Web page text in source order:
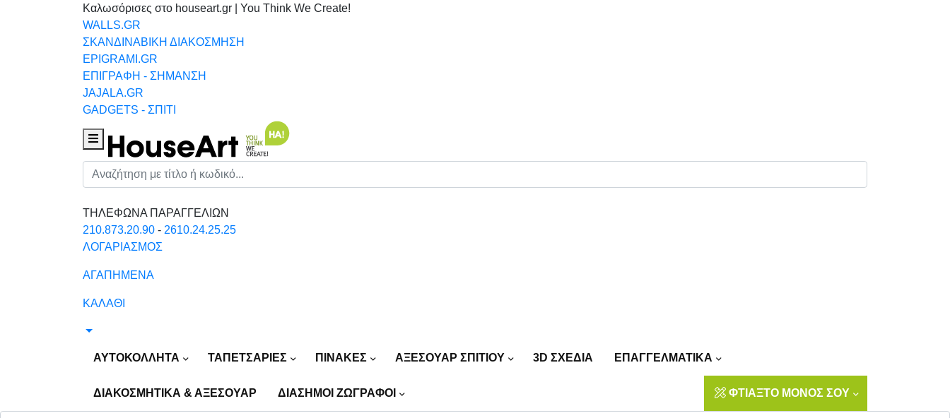
Καλωσόρισες στο houseart.gr | You Think We Create!
WALLS.GR
ΣΚΑΝΔΙΝΑΒΙΚΗ ΔΙΑΚΟΣΜΗΣΗ
EPIGRAMI.GR
ΕΠΙΓΡΑΦΗ - ΣΗΜΑΝΣΗ
JAJALA.GR
GADGETS - ΣΠΙΤΙ
Houseart Menu
Αναζήτηση
ΤΗΛΕΦΩΝΑ ΠΑΡΑΓΓΕΛΙΩΝ
210.873.20.90 - 2610.24.25.25
ΛΟΓΑΡΙΑΣΜΟΣ
ΑΓΑΠΗΜΕΝΑ
ΚΑΛΑΘΙ
ΑΥΤΟΚΟΛΛΗΤΑ ΤΑΠΕΤΣΑΡΙΕΣ ΠΙΝΑΚΕΣ ΑΞΕΣΟΥΑΡ ΣΠΙΤΙΟΥ 3D ΣΧΕΔΙΑ ΕΠΑΓΓΕΛΜΑΤΙΚΑ
ΔΙΑΚΟΣΜΗΤΙΚΑ & ΑΞΕΣΟΥΑΡ ΔΙΑΣΗΜΟΙ ΖΩΓΡΑΦΟΙ ΦΤΙΑΞΤΟ ΜΟΝΟΣ ΣΟΥ